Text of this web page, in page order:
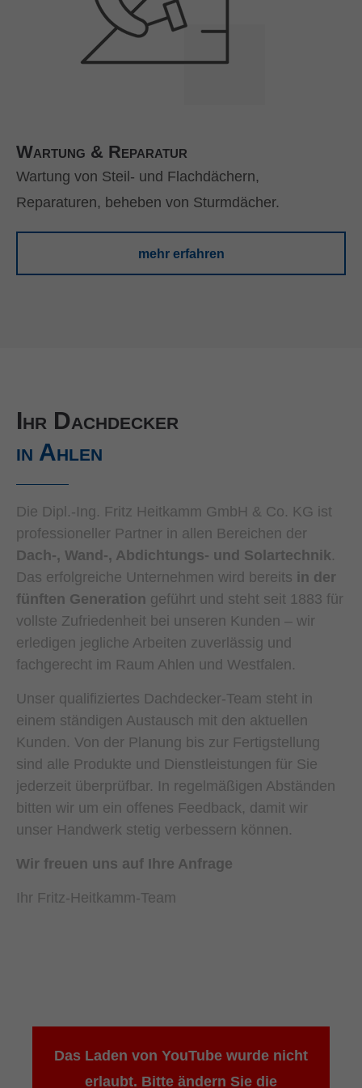
Wartung & Reparatur
Wartung von Steil- und Flachdächern,
Reparaturen, beheben von Sturmdächer.
mehr erfahren
Ihr Dachdecker
in Ahlen
Die Dipl.-Ing. Fritz Heitkamm GmbH & Co. KG ist
professioneller Partner in allen Bereichen der
Dach-, Wand-, Abdichtungs- und Solartechnik.
Das erfolgreiche Unternehmen wird bereits in der
fünften Generation geführt und steht seit 1883 für
vollste Zufriedenheit bei unseren Kunden – wir
erledigen jegliche Arbeiten zuverlässig und
fachgerecht im Raum Ahlen und Westfalen.
Unser qualifiziertes Dachdecker-Team steht in
einem ständigen Austausch mit den aktuellen
Kunden. Von der Planung bis zur Fertigstellung
sind alle Produkte und Dienstleistungen für Sie
jederzeit überprüfbar. In regelmäßigen Abständen
bitten wir um ein offenes Feedback, damit wir
unser Handwerk stetig verbessern können.
Wir freuen uns auf Ihre Anfrage
Ihr Fritz-Heitkamm-Team
Das Laden von YouTube wurde nicht
erlaubt. Bitte ändern Sie die